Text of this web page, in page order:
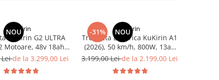
NOU
KuKirin
KuKirin G2 ULTRA
Motoare, 48v 18ah,
55 km/h, 1.600w,
Leide la 3.299,00 Lei
-31% NOU
KuKirin
Trotineta Electrica KuKirin A1
(2026), 50 km/h, 800W, 13ah
48v
3.199,00 Leide la 2.199,00 Lei